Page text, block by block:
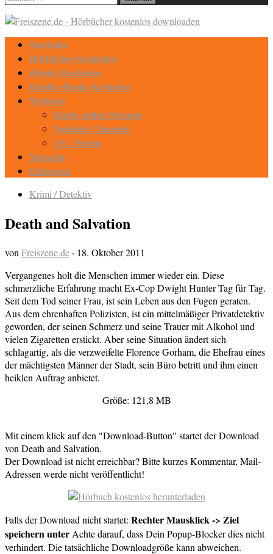
Startseite
Hörbücher Kostenlos
eBooks Kostenlos
Kindle eBooks Kostenlos
Weiteres
Radio online Streams
Youtube Channels
TV / Serien
Magazin
Eintragen
Krimi / Detektiv
Death and Salvation
von Freiszene.de · 18. Oktober 2011
Vergangenes holt die Menschen immer wieder ein. Diese
schmerzliche Erfahrung macht Ex-Cop Dwight Hunter Tag für Tag.
Seit dem Tod seiner Frau, ist sein Leben aus den Fugen geraten.
Aus dem ehrenhaften Polizisten, ist ein mittelmäßiger Privatdetektiv
geworden, der seinen Schmerz und seine Trauer mit Alkohol und
vielen Zigaretten erstickt. Aber seine Situation ändert sich
schlagartig, als die verzweifelte Florence Gorham, die Ehefrau eines
der mächtigsten Männer der Stadt, sein Büro betritt und ihm einen
heiklen Auftrag anbietet.
Größe: 121,8 MB
Mit einem klick auf den "Download-Button" startet der Download
von Death and Salvation.
Der Download ist nicht erreichbar? Bitte kurzes Kommentar, Mail-
Adressen werde nicht veröffentlicht!
Falls der Download nicht startet: Rechter Mausklick -> Ziel
speichern unter Achte darauf, dass Dein Popup-Blocker dies nicht
verhindert. Die tatsächliche Downloadgröße kann abweichen.